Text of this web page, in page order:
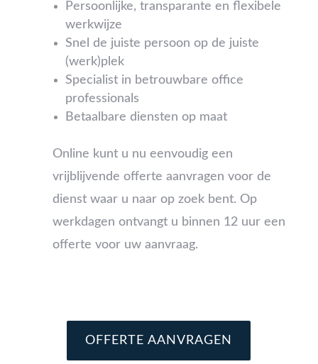
Persoonlijke, transparante en flexibele
werkwijze
Snel de juiste persoon op de juiste
(werk)plek
Specialist in betrouwbare office
professionals
Betaalbare diensten op maat
Online kunt u nu eenvoudig een
vrijblijvende offerte aanvragen voor de
dienst waar u naar op zoek bent. Op
werkdagen ontvangt u binnen 12 uur een
offerte voor uw aanvraag.
OFFERTE AANVRAGEN